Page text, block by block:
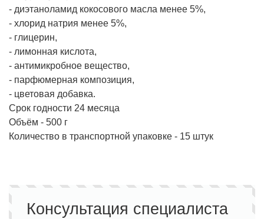
- диэтаноламид кокосового масла менее 5%,
- хлорид натрия менее 5%,
- глицерин,
- лимонная кислота,
- антимикробное вещество,
- парфюмерная композиция,
- цветовая добавка.
Срок годности 24 месяца
Объём - 500 г
Количество в транспортной упаковке - 15 штук
Консультация специалиста